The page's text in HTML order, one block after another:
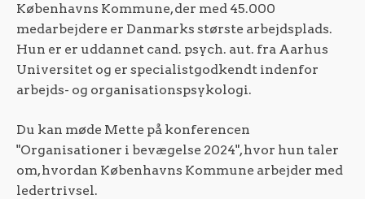
Københavns Kommune, der med 45.000
medarbejdere er Danmarks største arbejdsplads.
Hun er er uddannet cand. psych. aut. fra Aarhus
Universitet og er specialistgodkendt indenfor
arbejds- og organisationspsykologi.
Du kan møde Mette på konferencen
"Organisationer i bevægelse 2024", hvor hun taler
om, hvordan Københavns Kommune arbejder med
ledertrivsel.